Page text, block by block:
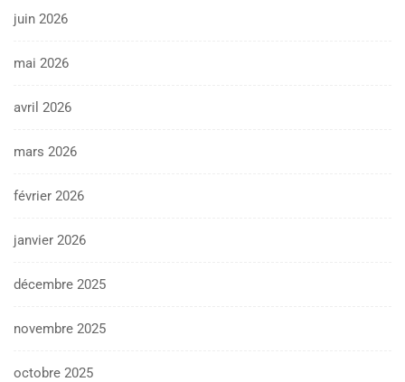
juin 2026
mai 2026
avril 2026
mars 2026
février 2026
janvier 2026
décembre 2025
novembre 2025
octobre 2025